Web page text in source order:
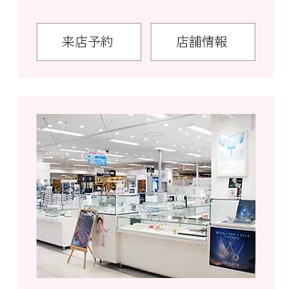
来店予約 店舗情報